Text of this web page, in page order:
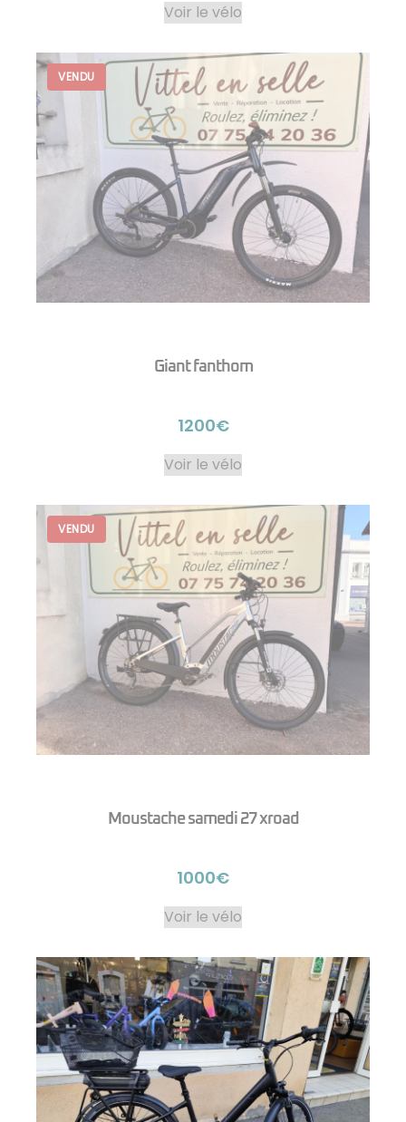
Voir le vélo
Giant fanthom
1200€
Voir le vélo
Moustache samedi 27 xroad
1000€
Voir le vélo